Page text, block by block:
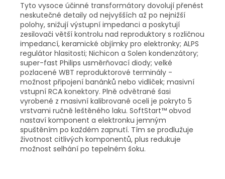
Tyto vysoce účinné transformátory dovolují přenést
neskutečné detaily od nejvyšších až po nejnižší
polohy, snižují výstupní impedanci a poskytují
zesilovači větší kontrolu nad reproduktory s rozličnou
impedancí, keramické objímky pro elektronky; ALPS
regulátor hlasitosti; Nichicon a Solen kondenzátory;
super-fast Philips usměrňovací diody; velké
pozlacené WBT reproduktorové terminály -
možnost připojení banánků nebo vidliček; masivní
vstupní RCA konektory. Plně odvětrané šasi
vyrobené z masivní kalibrované oceli je pokryto 5
vrstvami ručně leštěného laku. SoftStart™ obvod
nastaví komponent a elektronku jemným
spuštěním po každém zapnutí. Tím se prodlužuje
životnost citlivých komponentů, plus redukuje
možnost selhání po tepelném šoku.